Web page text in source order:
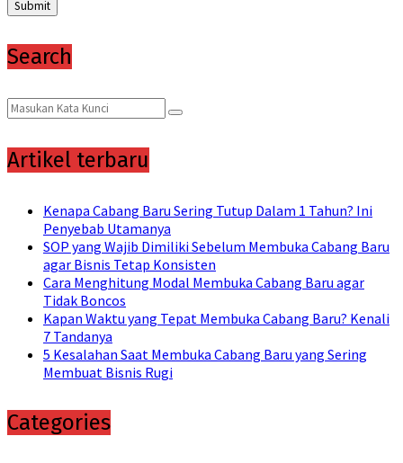
Search
Search
for:
Search
Artikel terbaru
Kenapa Cabang Baru Sering Tutup Dalam 1 Tahun? Ini
Penyebab Utamanya
SOP yang Wajib Dimiliki Sebelum Membuka Cabang Baru
agar Bisnis Tetap Konsisten
Cara Menghitung Modal Membuka Cabang Baru agar
Tidak Boncos
Kapan Waktu yang Tepat Membuka Cabang Baru? Kenali
7 Tandanya
5 Kesalahan Saat Membuka Cabang Baru yang Sering
Membuat Bisnis Rugi
Categories